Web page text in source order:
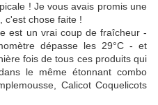
! Je vous avais promis une
c'est chose faite !
est un vrai coup de fraîcheur -
dépasse les 29°C - et
fois de tous ces produits qui
le même étonnant combo
Calicot Coquelicots